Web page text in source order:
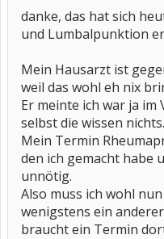
danke, das hat sich
und Lumbalpunktion
Mein Hausarzt ist
weil das wohl eh nix
Er meinte ich war ja
selbst die wissen nichts.
Mein Termin
den ich gemacht habe
unnötig.
Also muss ich wohl
wenigstens ein
braucht ein Termin